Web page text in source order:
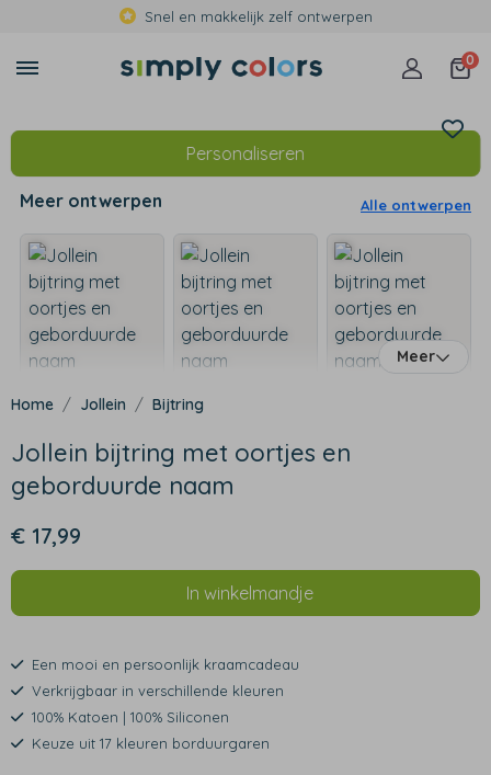
Snel en makkelijk zelf ontwerpen
0
Personaliseren
Meer ontwerpen Alle ontwerpen
Meer
Jollein Bijtring
Jollein bijtring met oortjes en
geborduurde naam
€ 17,99
In winkelmandje
Een mooi en persoonlijk kraamcadeau
Verkrijgbaar in verschillende kleuren
100% Katoen | 100% Siliconen
Keuze uit 17 kleuren borduurgaren